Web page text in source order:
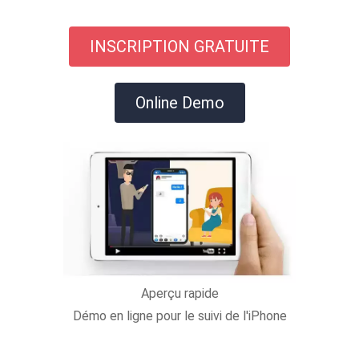
INSCRIPTION GRATUITE
Online Demo
Aperçu rapide
Démo en ligne pour le suivi de l'iPhone